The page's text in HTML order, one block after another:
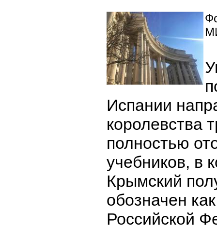
Испании
королевства
полностью
учебников, в
Крымский
обозначен
Российской